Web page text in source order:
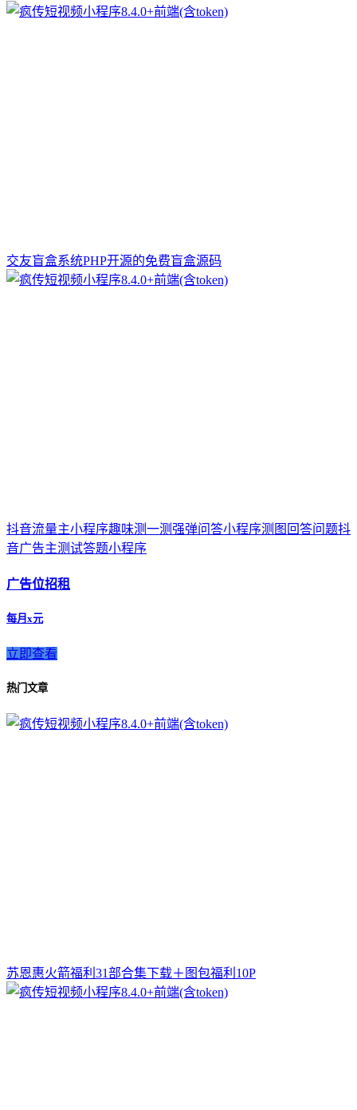
交友盲盒系统PHP开源的免费盲盒源码
抖音流量主小程序趣味测一测强弹问答小程序测图回答问题抖
音广告主测试答题小程序
广告位招租
每月x元
立即查看
热门文章
苏恩惠火箭福利31部合集下载＋图包福利10P